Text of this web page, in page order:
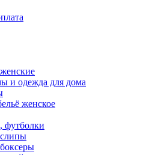
и одежда для дома
женское
футболки